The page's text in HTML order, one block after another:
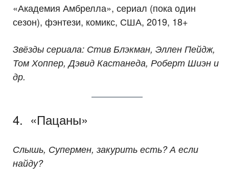
«Академия Амбрелла», сериал (пока один
сезон), фэнтези, комикс, США, 2019, 18+
Звёзды сериала: Стив Блэкман, Эллен Пейдж,
Том Хоппер, Дэвид Кастанеда, Роберт Шиэн и
др.
4. «Пацаны»
Слышь, Супермен, закурить есть? А если
найду?